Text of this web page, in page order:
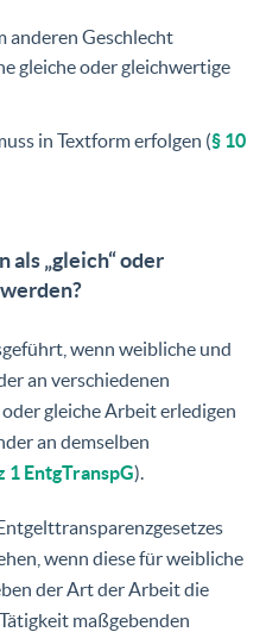
anderen Geschlecht
gleiche oder gleichwertige
in Textform erfolgen (§ 10
„gleich“ oder
wenn weibliche und
an verschiedenen
gleiche Arbeit erledigen
an demselben
1 EntgTranspG).
wenn diese für weibliche
der Art der Arbeit die
maßgebenden